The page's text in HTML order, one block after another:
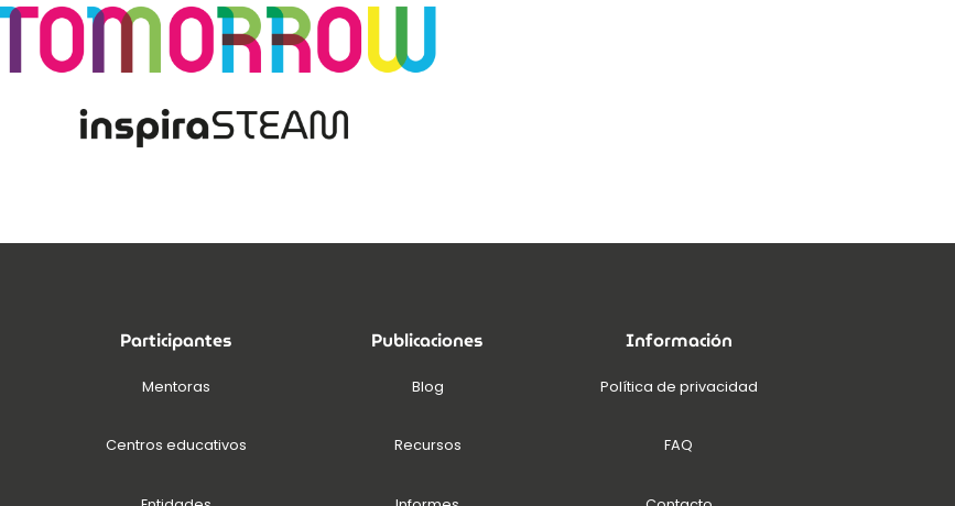
Participantes
Mentoras
Centros educativos
Publicaciones
Blog
Recursos
Información
Política de privacidad
FAQ